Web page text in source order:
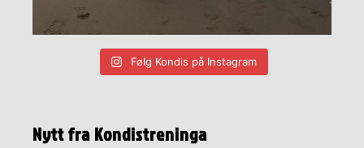
Følg Kondis på Instagram
Nytt fra Kondistreninga